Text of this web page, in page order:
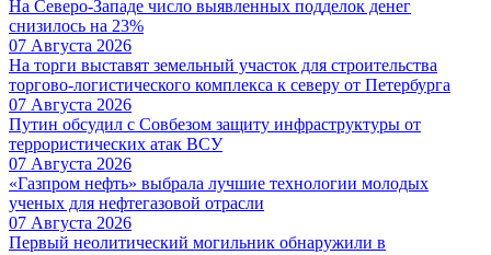
На Северо-Западе число выявленных подделок денег
снизилось на 23%
07 Августа 2026
На торги выставят земельный участок для строительства
торгово-логистического комплекса к северу от Петербурга
07 Августа 2026
Путин обсудил с Совбезом защиту инфраструктуры от
террористических атак ВСУ
07 Августа 2026
«Газпром нефть» выбрала лучшие технологии молодых
ученых для нефтегазовой отрасли
07 Августа 2026
Первый неолитический могильник обнаружили в